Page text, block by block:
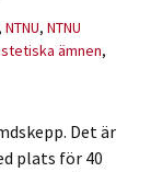
, NTNU, NTNU
ämnen,
Det är
plats för 40